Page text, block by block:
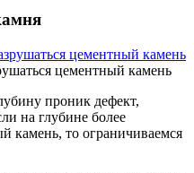
цементный камень
проник дефект,
на глубине более
камень, то ограничиваемся